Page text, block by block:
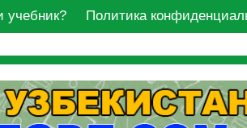
учебник? Политика